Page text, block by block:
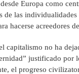
Europa como
de las
hacerse acreedores
capitalismo no ha
justificado por
el progreso